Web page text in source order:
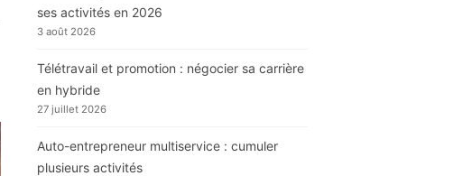
ses activités en 2026
3 août 2026
Télétravail et promotion : négocier sa carrière
en hybride
27 juillet 2026
Auto-entrepreneur multiservice : cumuler
plusieurs activités